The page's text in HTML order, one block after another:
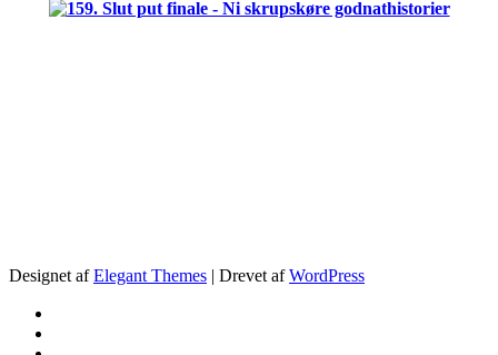
Designet afElegant Themes | Drevet afWordPress